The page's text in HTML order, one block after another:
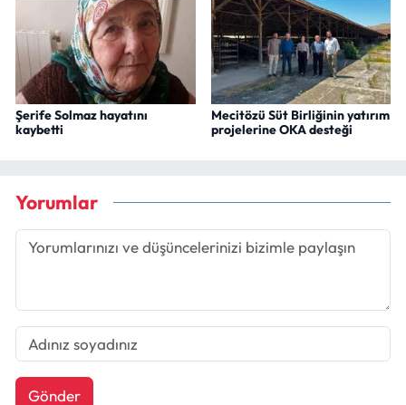
Şerife Solmaz hayatını
kaybetti
Mecitözü Süt Birliğinin yatırım
projelerine OKA desteği
Yorumlar
Gönder